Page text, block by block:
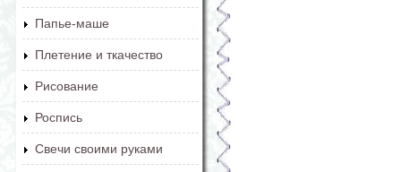
Папье-маше
Плетение и ткачество
Рисование
Роспись
Свечи своими руками